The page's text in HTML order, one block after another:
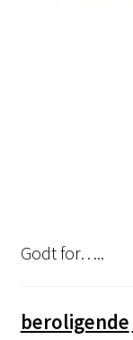
Godt for…..
beroligende